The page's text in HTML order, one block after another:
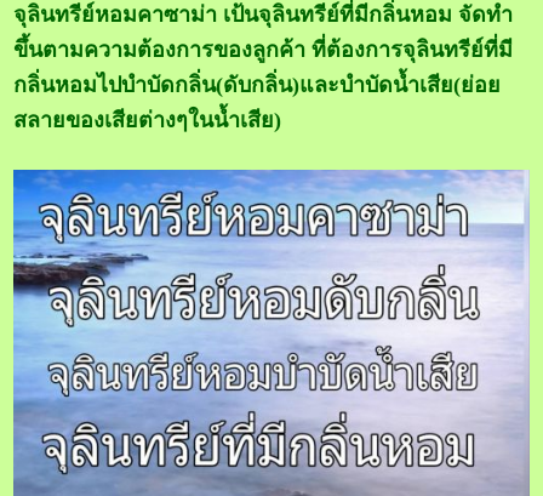
จุลินทรีย์หอมคาซาม่า เป้นจุลินทรีย์ที่มีกลิ่นหอม จัดทำ
ขึ้นตามความต้องการของลูกค้า ที่ต้องการจุลินทรีย์ที่มี
กลิ่นหอมไปบำบัดกลิ่น(ดับกลิ่น)และบำบัดน้ำเสีย(ย่อย
สลายของเสียต่างๆในน้ำเสีย)